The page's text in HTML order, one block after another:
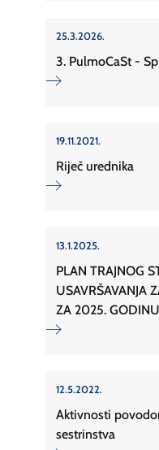
25.3.2026.
3. PulmoCaSt -
19.11.2021.
Riječ urednika
13.1.2025.
PLAN TRAJNOG
USAVRŠAVANJA
ZA 2025. GODINU
12.5.2022.
Aktivnosti
sestrinstva